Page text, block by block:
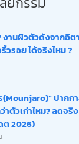
งานผิวตัวดังจากอิต
วรอย ได้จริงไหม ?
(Mounjaro)” ปากก
ตัวเก่าไหม? ลดจริง
ต 2026)